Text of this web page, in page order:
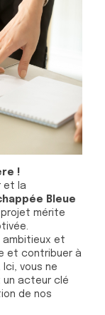
!
et la
Bleue
projet mérite
ambitieux et
et contribuer à
vous ne
un acteur clé
de nos